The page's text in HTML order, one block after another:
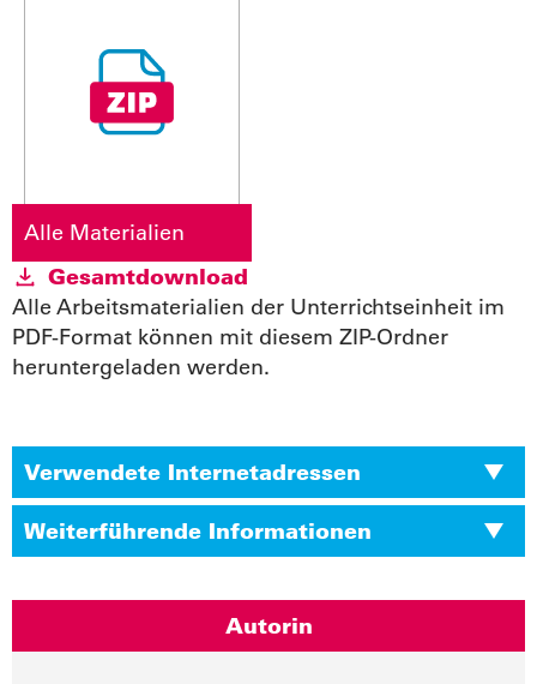
Alle Materialien
Gesamtdownload
Alle Arbeitsmaterialien der Unterrichtseinheit im
PDF-Format können mit diesem ZIP-Ordner
heruntergeladen werden.
Verwendete Internetadressen
Weiterführende Informationen
Autorin